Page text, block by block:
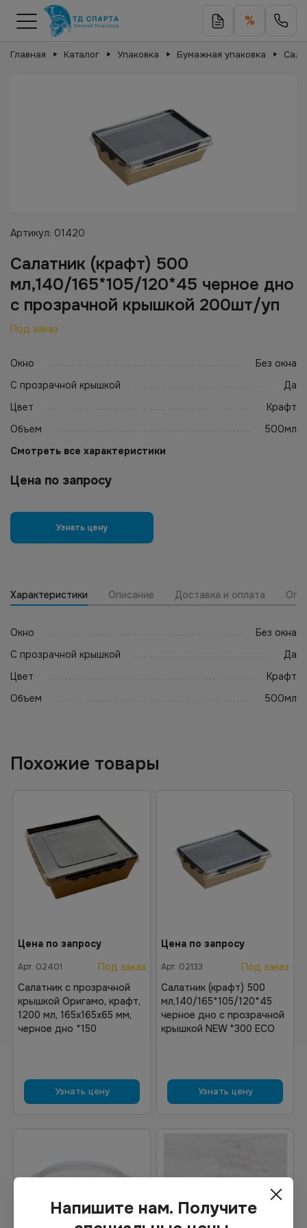
%
Главная Каталог Упаковка Бумажная упаковка
Артикул: 01420
Салатник (крафт) 500
мл,140/165*105/120*45 черное дно
с прозрачной крышкой 200шт/уп
Под заказ
Окно
Без окна
С прозрачной крышкой
Да
Цвет
Крафт
Объем
500мл
Смотреть все характеристики
Цена по запросу
Узнать цену
Характеристики Описание Доставка и оплата
Окно
Без окна
С прозрачной крышкой
Да
Цвет
Крафт
Объем
500мл
Похожие товары
Цена по запросу
Арт. 02401
Под заказ
Салатник с прозрачной
крышкой Оригамо, крафт,
1200 мл, 165х165х65 мм,
черное дно *150
Узнать цену
Цена по запросу
Арт. 02133
Под заказ
Салатник (крафт) 500
мл,140/165*105/120*45
черное дно с прозрачной
крышкой NEW *300 ECO
Узнать цену
Напишите нам. Получите